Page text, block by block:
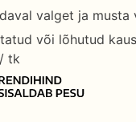
valget ja musta
või lõhutud
tk